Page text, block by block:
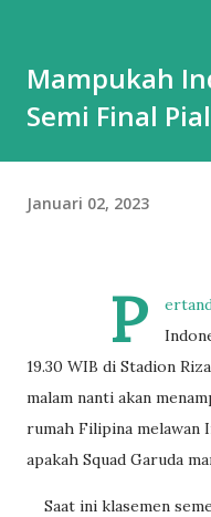
Mampukah
Semi Final
Januari 02, 2023
P
19.30 WIB di Stadion
malam nanti akan
rumah Filipina melawan
apakah Squad Garuda
Saat ini klasemen